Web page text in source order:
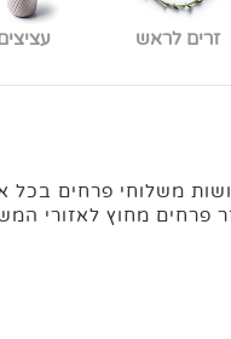
זרים לראש
משלוחי פרחים בכל
פרחים מחוץ לאזורי